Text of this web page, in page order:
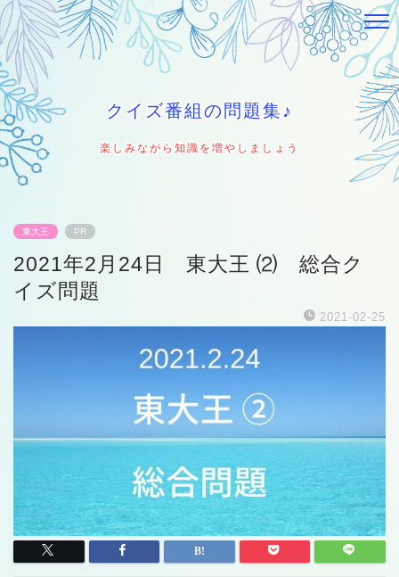
クイズ番組の問題集♪
楽しみながら知識を増やしましょう
東大王 PR
2021年2月24日 東大王 ⑵ 総合ク
イズ問題
2021-02-25